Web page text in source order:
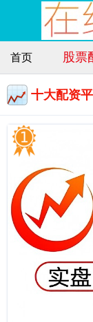
首页 股票
十大配资